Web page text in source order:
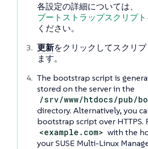
各設定の詳細については、
ブートストラップスクリプト
ください。
更新をクリックしてスクリ
ます。
The bootstrap script is
stored on the server in the
/srv/www/htdocs/pub/
directory. Alternatively, you
bootstrap script over HTTPS.
<example.com> with the
your SUSE Multi-Linux